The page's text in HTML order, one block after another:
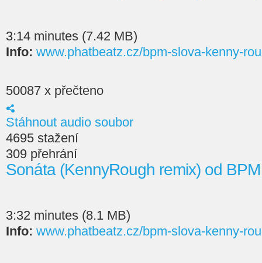
3:14 minutes (7.42 MB)
Info: www.phatbeatz.cz/bpm-slova-kenny-
50087 x přečteno
Stáhnout audio soubor
4695 stažení
309 přehrání
Sonáta (KennyRough remix) od BPM
3:32 minutes (8.1 MB)
Info: www.phatbeatz.cz/bpm-slova-kenny-